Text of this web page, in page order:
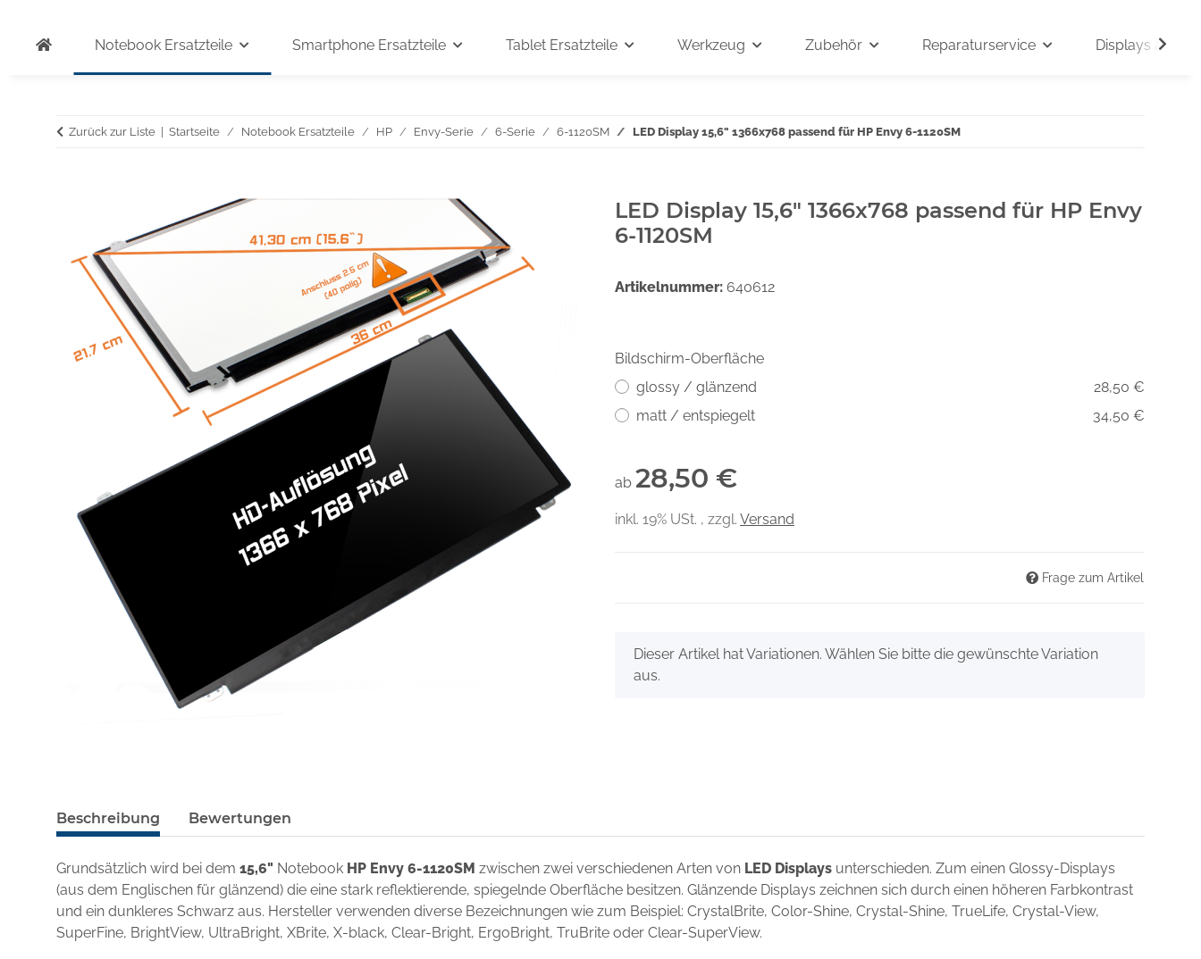
Notebook Ersatzteile Smartphone Ersatzteile Tablet Ersatzteile Werkzeug Zubehör Reparaturservice Displays auf
Zurück zur Liste Startseite Notebook Ersatzteile HP Envy-Serie 6-Serie 6-1120SM LED Display 15,6" 1366x768 passend für HP Envy 6-1120SM
LED Display 15,6" 1366x768 passend für HP Envy
6-1120SM
Artikelnummer: 640612
Bildschirm-Oberfläche
glossy / glänzend
28,50 €
matt / entspiegelt
34,50 €
ab 28,50 €
inkl. 19% USt. , zzgl. Versand
Frage zum Artikel
xDieser Artikel hat Variationen. Wählen Sie bitte die gewünschte Variation
aus.
Beschreibung Bewertungen
Grundsätzlich wird bei dem 15,6" Notebook HP Envy 6-1120SM zwischen zwei verschiedenen Arten von LED Displays unterschieden. Zum einen Glossy-Displays
(aus dem Englischen für glänzend) die eine stark reflektierende, spiegelnde Oberfläche besitzen. Glänzende Displays zeichnen sich durch einen höheren Farbkontrast
und ein dunkleres Schwarz aus. Hersteller verwenden diverse Bezeichnungen wie zum Beispiel: CrystalBrite, Color-Shine, Crystal-Shine, TrueLife, Crystal-View,
SuperFine, BrightView, UltraBright, XBrite, X-black, Clear-Bright, ErgoBright, TruBrite oder Clear-SuperView.